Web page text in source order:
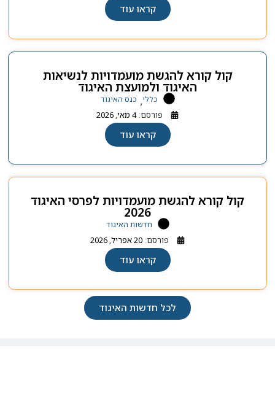
קראו עוד
קול קורא להגשת מועמדויות לנשיאות
האיגוד ולמועצת האיגוד
כללי, כנס האיגוד
פורסם: 4 מאי, 2026
קראו עוד
קול קורא להגשת מועמדויות לפרסי האיגוד
2026
חדשות האיגוד
פורסם: 20 אפריל, 2026
קראו עוד
לכל חדשות האיגוד